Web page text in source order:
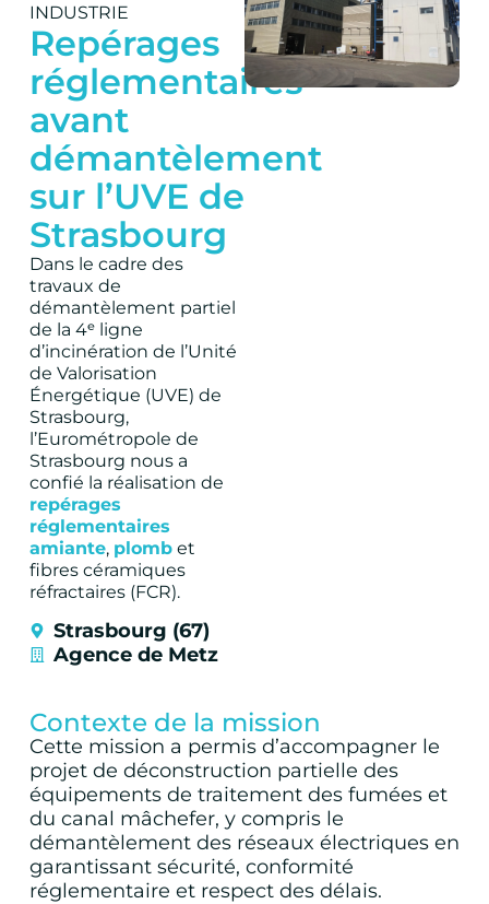
INDUSTRIE
Repérages
réglementaires
avant
démantèlement
sur l’UVE de
Strasbourg
Dans le cadre des
travaux de
démantèlement partiel
de la 4ᵉ ligne
d’incinération de l’Unité
de Valorisation
Énergétique (UVE) de
Strasbourg,
l’Eurométropole de
Strasbourg nous a
confié la réalisation de
repérages
réglementaires
amiante, plomb et
fibres céramiques
réfractaires (FCR).
Strasbourg (67)
Agence de Metz
Contexte de la mission
Cette mission a permis d’accompagner le
projet de déconstruction partielle des
équipements de traitement des fumées et
du canal mâchefer, y compris le
démantèlement des réseaux électriques en
garantissant sécurité, conformité
réglementaire et respect des délais.